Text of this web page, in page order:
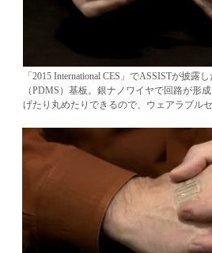
「2015 International CES」でASSISTが披露
（PDMS）基板。銀ナノワイヤで回路が形
げたり丸めたりできるので、ウェアラブル